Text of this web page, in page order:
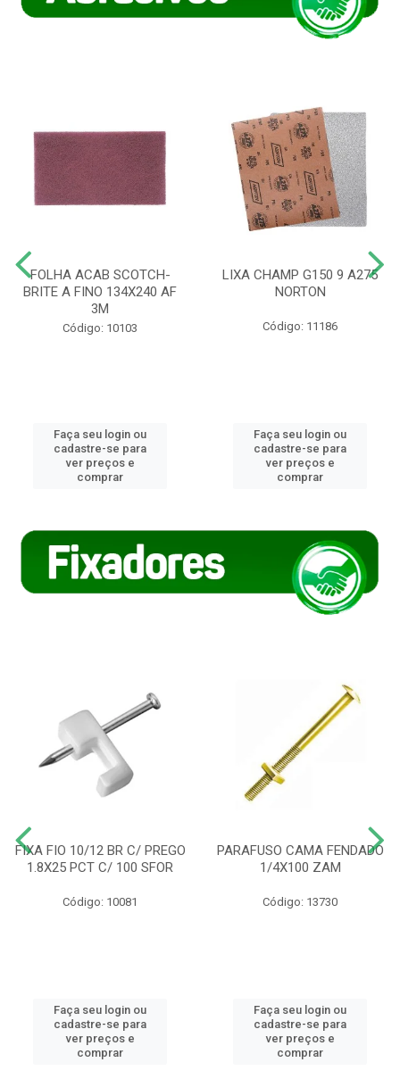
FOLHA ACAB SCOTCH-
BRITE A FINO 134X240 AF
3M
Código: 10103
Faça seu login ou
cadastre-se para
ver preços e
comprar
LIXA CHAMP G150 9 A275
NORTON
Código: 11186
Faça seu login ou
cadastre-se para
ver preços e
comprar
FIXA FIO 10/12 BR C/ PREGO
1.8X25 PCT C/ 100 SFOR
Código: 10081
Faça seu login ou
cadastre-se para
ver preços e
comprar
PARAFUSO CAMA FENDADO
1/4X100 ZAM
Código: 13730
Faça seu login ou
cadastre-se para
ver preços e
comprar